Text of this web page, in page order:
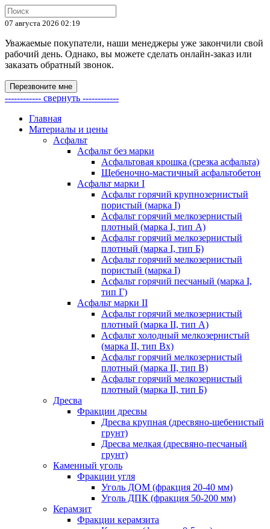
07 августа 2026 02:19
Уважаемые покупатели, наши менеджеры уже закончили свой
рабочий день. Однако, вы можете сделать онлайн-заказ или
заказать обратный звонок.
Перезвоните мне
------------ свернуть ------------
Главная
Материалы и цены
Асфальт
Асфальт без марки
Асфальтовая крошка (срезка асфальта)
Щебеночно-мастичный асфальтобетон
Асфальт марки I
Асфальт горячий крупнозернистый
пористый (марка I)
Асфальт горячий мелкозернистый
плотный (марка I, тип А)
Асфальт горячий мелкозернистый
плотный (марка I, тип Б)
Асфальт горячий мелкозернистый
пористый (марка I)
Асфальт горячий песчаный (марка I,
тип Г)
Асфальт марки II
Асфальт горячий мелкозернистый
плотный (марка II, тип А)
Асфальт холодный мелкозернистый
(марка II, тип Вх)
Асфальт горячий мелкозернистый
плотный (марка II, тип В)
Асфальт горячий мелкозернистый
плотный (марка II, тип Б)
Дресва
Фракции дресвы
Дресва крупная (дресвяно-щебенистый
грунт)
Дресва мелкая (дресвяно-песчаный
грунт)
Каменный уголь
Фракции угля
Уголь ДОМ (фракция 20-40 мм)
Уголь ДПК (фракция 50-200 мм)
Керамзит
Фракции керамзита